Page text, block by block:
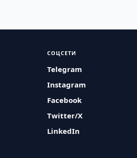
СОЦСЕТИ
Telegram
Instagram
Facebook
Twitter/X
LinkedIn